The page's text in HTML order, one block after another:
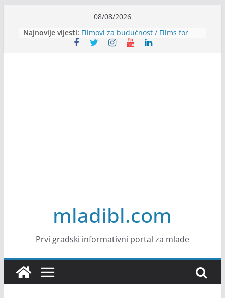
content
08/08/2026
Najnovije vijesti: Filmovi za budućnost / Films for
Future
mladibl.com
Prvi gradski informativni portal za mlade